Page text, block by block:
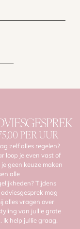
PER UUR
zelf alles regelen?
loop je even vast of
je geen keuze maken
alle
Tijdens
adviesgesprek mag
alles vragen over
van jullie grote
Ik help jullie graag.